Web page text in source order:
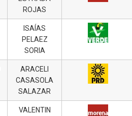
ROJAS
ISAÍAS
PELAEZ
SORIA
ARACELI
CASASOLA
SALAZAR
VALENTIN